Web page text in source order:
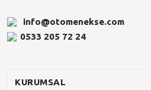
info@otomenekse.com
0533 205 72 24
KURUMSAL